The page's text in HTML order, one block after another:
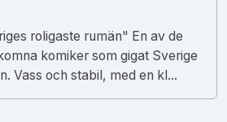
roligaste rumän" En av de
komiker som gigat Sverige
Vass och stabil, med en kl...